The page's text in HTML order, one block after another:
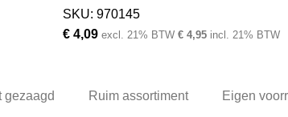
SKU: 970145
€ 4,09 excl. 21% BTW € 4,95 incl. 21% BTW
gezaagd Ruim assortiment Eigen